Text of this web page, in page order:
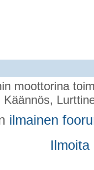
moottorina
Käännös,
ilmainen